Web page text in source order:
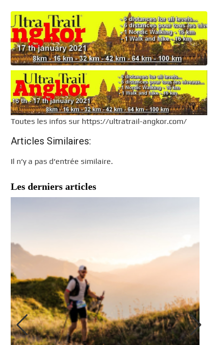
Toutes les infos sur https://ultratrail-angkor.com/
Articles Similaires:
Il n’y a pas d’entrée similaire.
Les derniers articles